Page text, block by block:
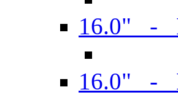
16.0" -
16.0" -